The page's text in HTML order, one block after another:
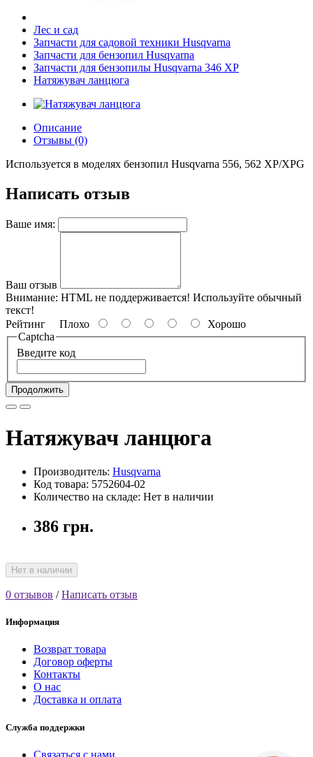
Лес и сад
Запчасти для садовой техники Husqvarna
Запчасти для бензопил Husqvarna
Запчасти для бензопилы Husqvarna 346 XP
Натяжувач ланцюга
Описание
Отзывы (0)
Используется в моделях бензопил Husqvarna 556, 562 XP/XPG
Написать отзыв
Ваше имя:
Ваш отзыв
Внимание: HTML не поддерживается! Используйте обычный
текст!
Рейтинг Плохо
Хорошо
Captcha
Введите код
Продолжить
Натяжувач ланцюга
Производитель: Husqvarna
Код товара: 5752604-02
Количество на складе: Нет в наличии
386 грн.
Нет в наличии
0 отзывов /Написать отзыв
Информация
Возврат товара
Договор оферты
Контакты
О нас
Доставка и оплата
Служба поддержки
Связаться с нами